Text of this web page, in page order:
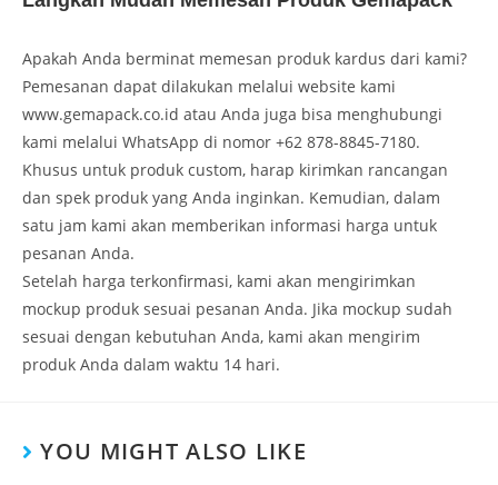
Apakah Anda berminat memesan produk kardus dari kami?
Pemesanan dapat dilakukan melalui website kami
www.gemapack.co.id atau Anda juga bisa menghubungi
kami melalui WhatsApp di nomor +62 878-8845-7180.
Khusus untuk produk custom, harap kirimkan rancangan
dan spek produk yang Anda inginkan. Kemudian, dalam
satu jam kami akan memberikan informasi harga untuk
pesanan Anda.
Setelah harga terkonfirmasi, kami akan mengirimkan
mockup produk sesuai pesanan Anda. Jika mockup sudah
sesuai dengan kebutuhan Anda, kami akan mengirim
produk Anda dalam waktu 14 hari.
YOU MIGHT ALSO LIKE